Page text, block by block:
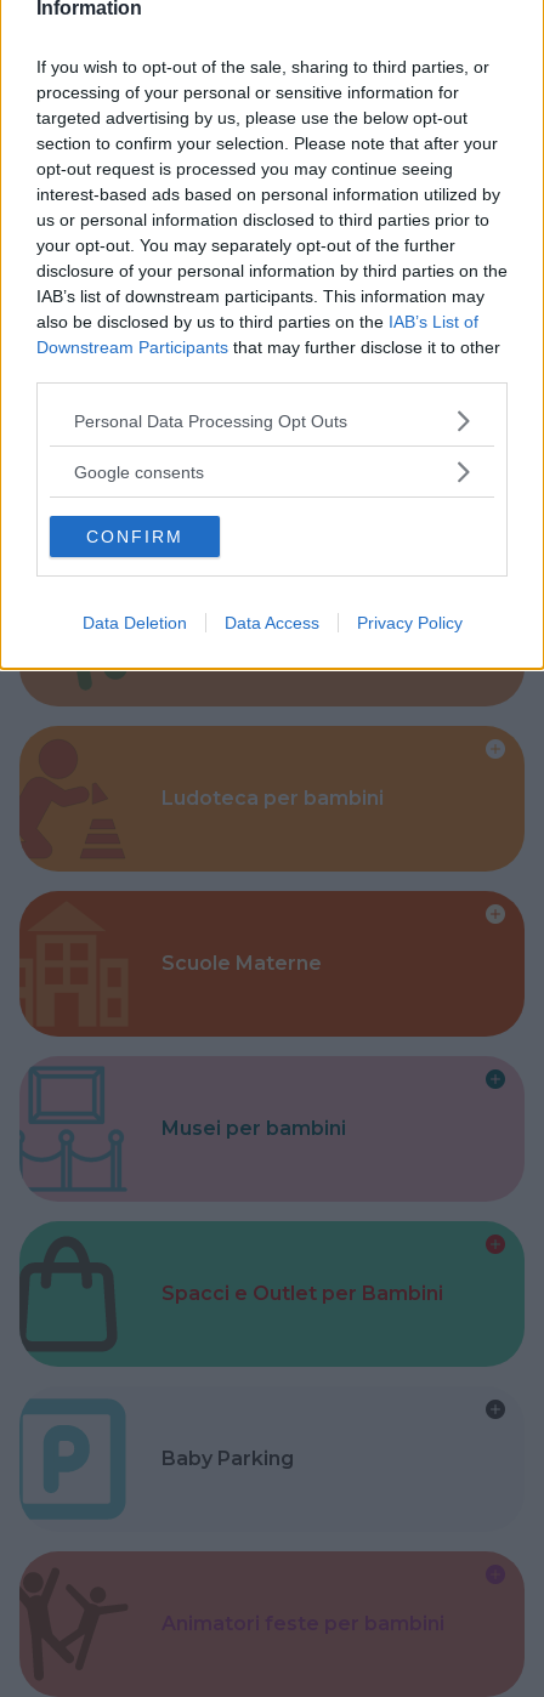
Information
If you wish to opt-out of the sale, sharing to third parties, or
processing of your personal or sensitive information for
targeted advertising by us, please use the below opt-out
section to confirm your selection. Please note that after your
opt-out request is processed you may continue seeing
interest-based ads based on personal information utilized by
us or personal information disclosed to third parties prior to
your opt-out. You may separately opt-out of the further
disclosure of your personal information by third parties on the
IAB’s list of downstream participants. This information may
also be disclosed by us to third parties on the IAB’s List of
Downstream Participants that may further disclose it to other
Please note that this website/app uses one or more Google
not limited to your visit or usage behaviour. You may click to
use your data for below specified purposes in below Google
consent section.
Personal Data Processing Opt Outs
Google consents
CONFIRM
Data Deletion Data Access Privacy Policy
Kinderheim
Baby Sitter
Parchi
Corsi Sportivi per bambini
Ludoteca per bambini
Scuole Materne
Musei per bambini
Spacci e Outlet per Bambini
Baby Parking